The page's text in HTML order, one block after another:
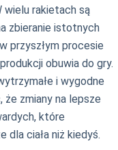
wielu rakietach są
zbieranie istotnych
przyszłym procesie
obuwia do gry.
i wygodne
że zmiany na lepsze
które
dla ciała niż kiedyś.